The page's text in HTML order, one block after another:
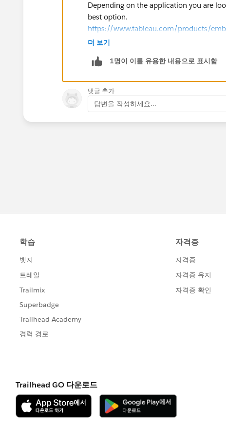
Depending on the application you are
best option.
https://www.tableau.com/products/
Chris
더 보기
1명이 이를 유용한 내용으로 표시함
댓글 추가
답변을 작성하세요...